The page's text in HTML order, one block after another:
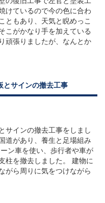
ているので今の色に合わ
ともあり、天気と睨めっこ
がかなり手を加えている
頑張りましたが、なんとか
とサインの撤去工事
サインの撤去工事をしまし
道があり、養生と足場組み
ン車を使い、歩行者や車が
柱を撤去しました。 建物に
がら周りに気をつけながら